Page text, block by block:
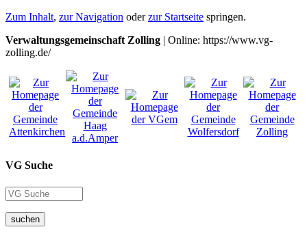
Zum Inhalt, zur Navigation oderzur Startseite springen.
Verwaltungsgemeinschaft Zolling | Online: https://www.vg-
zolling.de/
VG Suche
suchen